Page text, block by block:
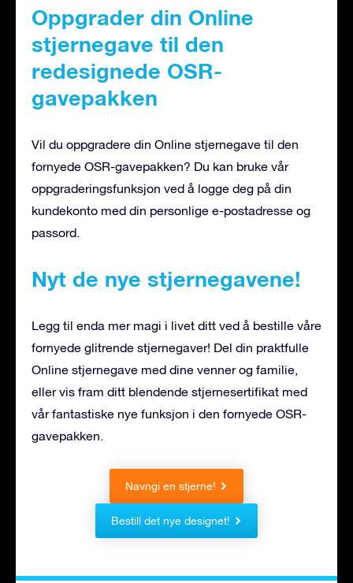
Oppgrader din Online
stjernegave til den
redesignede OSR-
gavepakken
Vil du oppgradere din Online stjernegave til den
fornyede OSR-gavepakken? Du kan bruke vår
oppgraderingsfunksjon ved å logge deg på din
kundekonto med din personlige e-postadresse og
passord.
Nyt de nye stjernegavene!
Legg til enda mer magi i livet ditt ved å bestille våre
fornyede glitrende stjernegaver! Del din praktfulle
Online stjernegave med dine venner og familie,
eller vis fram ditt blendende stjernesertifikat med
vår fantastiske nye funksjon i den fornyede OSR-
gavepakken.
Navngi en stjerne!
Bestill det nye designet!